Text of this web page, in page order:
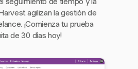
agilizan la gestión de
¡Comienza tu prueba
de 30 días hoy!